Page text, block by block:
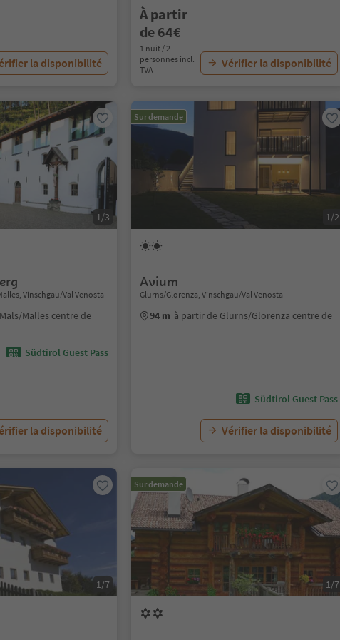
la disponibilité
À partir
de 64€
1 nuit / 2
personnes incl.
TVA
Vérifier la disponibilité
1/3
Vinschgau/Val Venosta
Malles centre de
Südtirol Guest Pass
la disponibilité
Sur demande
1/2
Avium
Glurns/Glorenza, Vinschgau/Val Venosta
94 m à partir de Glurns/Glorenza centre de
Südtirol Guest Pass
Vérifier la disponibilité
1/7
Sur demande
1/7